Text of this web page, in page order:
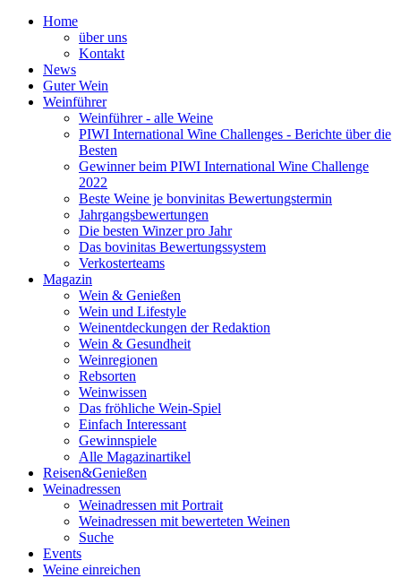
Home
über uns
Kontakt
News
Guter Wein
Weinführer
Weinführer - alle Weine
PIWI International Wine Challenges - Berichte über die
Besten
Gewinner beim PIWI International Wine Challenge
2022
Beste Weine je bonvinitas Bewertungstermin
Jahrgangsbewertungen
Die besten Winzer pro Jahr
Das bovinitas Bewertungssystem
Verkosterteams
Magazin
Wein & Genießen
Wein und Lifestyle
Weinentdeckungen der Redaktion
Wein & Gesundheit
Weinregionen
Rebsorten
Weinwissen
Das fröhliche Wein-Spiel
Einfach Interessant
Gewinnspiele
Alle Magazinartikel
Reisen&Genießen
Weinadressen
Weinadressen mit Portrait
Weinadressen mit bewerteten Weinen
Suche
Events
Weine einreichen